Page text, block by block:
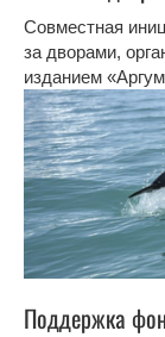
Совместная
за дворами,
изданием
Поддержка